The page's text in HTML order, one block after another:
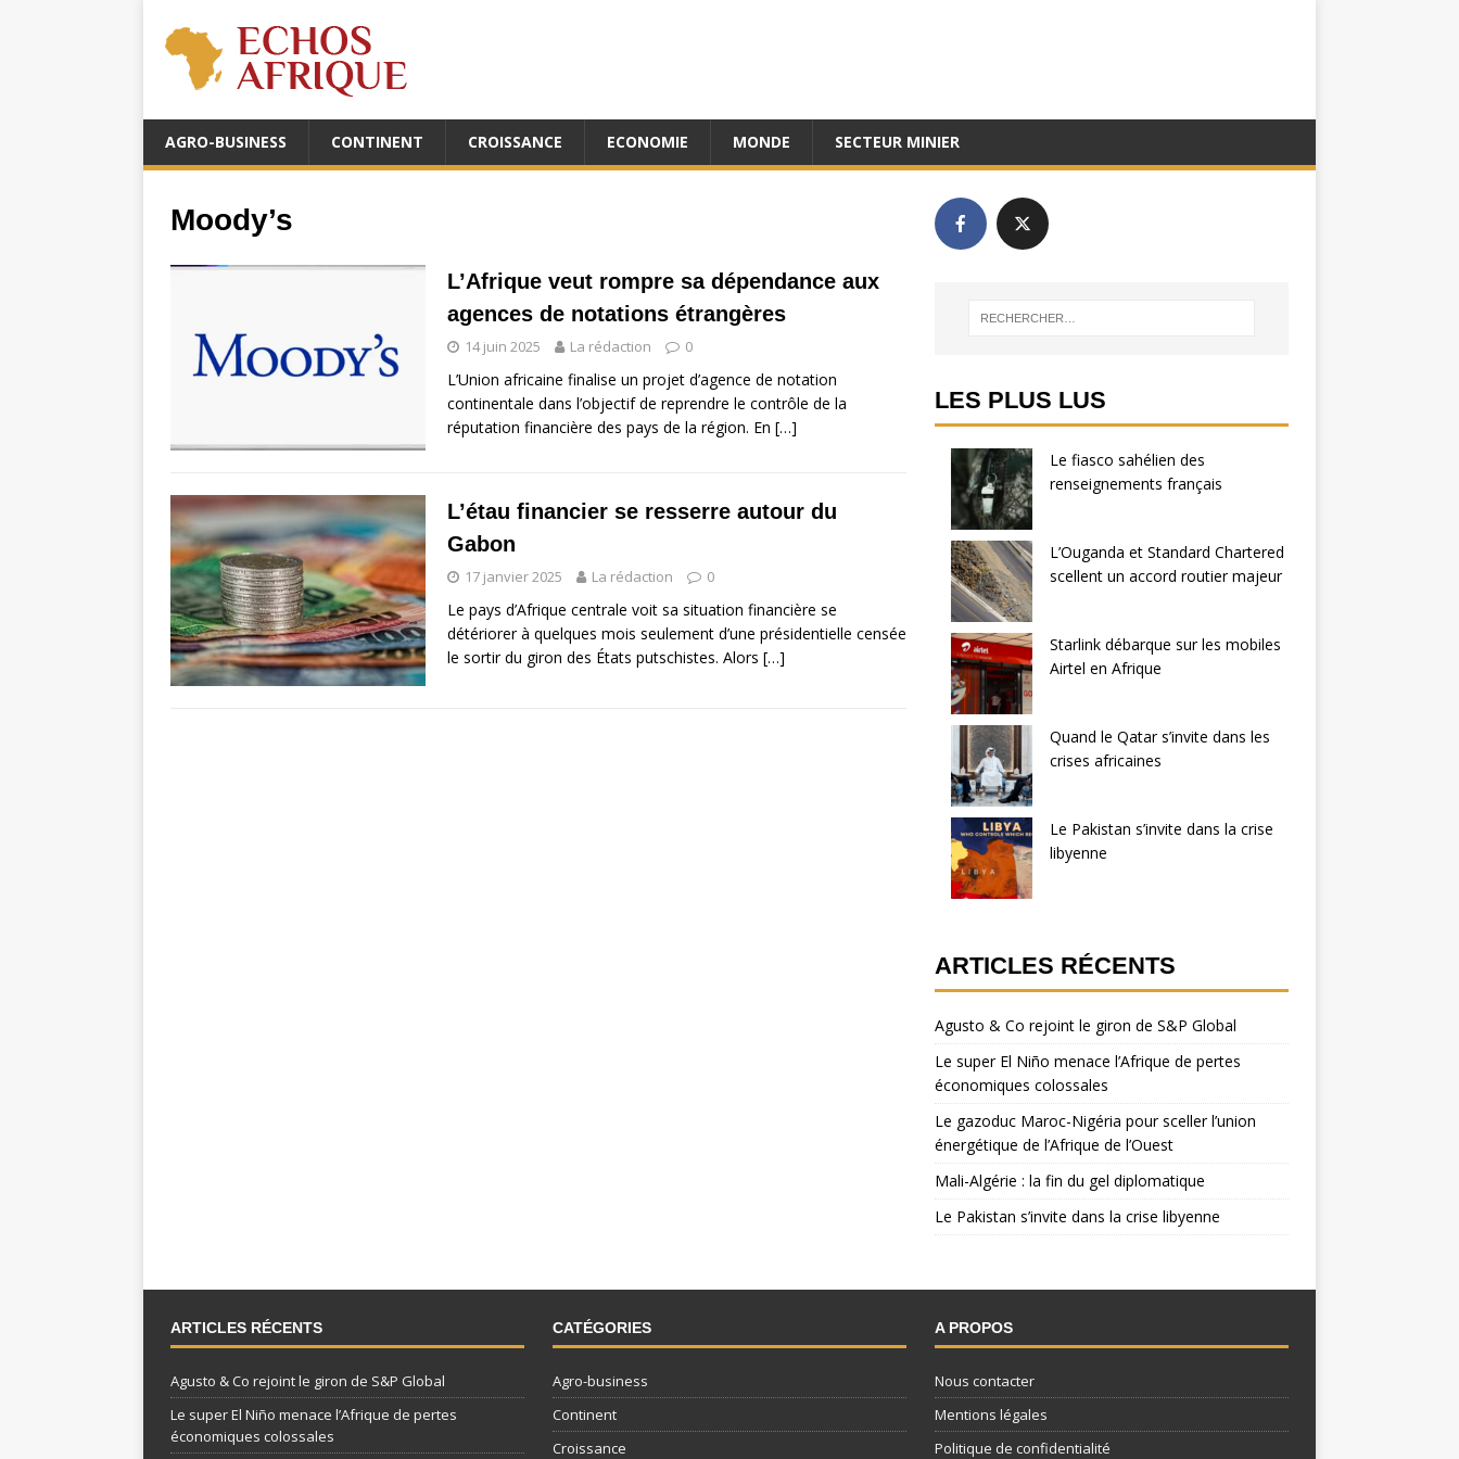
AGRO-BUSINESS CONTINENT CROISSANCE ECONOMIE MONDE SECTEUR MINIER
Moody’s
L’Afrique veut rompre sa dépendance aux
agences de notations étrangères
14 juin 2025 La rédaction 0
L’Union africaine finalise un projet d’agence de notation
continentale dans l’objectif de reprendre le contrôle de la
réputation financière des pays de la région. En […]
L’étau financier se resserre autour du
Gabon
17 janvier 2025 La rédaction 0
Le pays d’Afrique centrale voit sa situation financière se
détériorer à quelques mois seulement d’une présidentielle censée
le sortir du giron des États putschistes. Alors […]
LES PLUS LUS
Le fiasco sahélien des
renseignements français
L’Ouganda et Standard Chartered
scellent un accord routier majeur
Starlink débarque sur les mobiles
Airtel en Afrique
Quand le Qatar s’invite dans les
crises africaines
Le Pakistan s’invite dans la crise
libyenne
ARTICLES RÉCENTS
Agusto & Co rejoint le giron de S&P Global
Le super El Niño menace l’Afrique de pertes
économiques colossales
Le gazoduc Maroc-Nigéria pour sceller l’union
énergétique de l’Afrique de l’Ouest
Mali-Algérie : la fin du gel diplomatique
Le Pakistan s’invite dans la crise libyenne
ARTICLES RÉCENTS
Agusto & Co rejoint le giron de S&P Global
Le super El Niño menace l’Afrique de pertes
économiques colossales
CATÉGORIES
Agro-business
Continent
Croissance
A PROPOS
Nous contacter
Mentions légales
Politique de confidentialité